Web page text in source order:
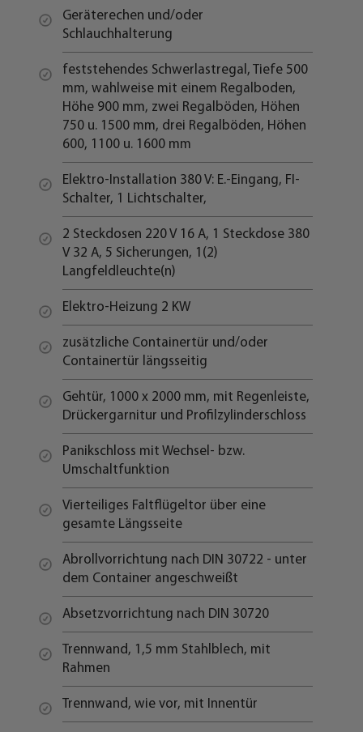
Geräterechen und/oder
Schlauchhalterung
feststehendes Schwerlastregal, Tiefe 500
mm, wahlweise mit einem Regalboden,
Höhe 900 mm, zwei Regalböden, Höhen
750 u. 1500 mm, drei Regalböden, Höhen
600, 1100 u. 1600 mm
Elektro-Installation 380 V: E.-Eingang, FI-
Schalter, 1 Lichtschalter,
2 Steckdosen 220 V 16 A, 1 Steckdose 380
V 32 A, 5 Sicherungen, 1(2)
Langfeldleuchte(n)
Elektro-Heizung 2 KW
zusätzliche Containertür und/oder
Containertür längsseitig
Gehtür, 1000 x 2000 mm, mit Regenleiste,
Drückergarnitur und Profilzylinderschloss
Panikschloss mit Wechsel- bzw.
Umschaltfunktion
Vierteiliges Faltflügeltor über eine
gesamte Längsseite
Abrollvorrichtung nach DIN 30722 - unter
dem Container angeschweißt
Absetzvorrichtung nach DIN 30720
Trennwand, 1,5 mm Stahlblech, mit
Rahmen
Trennwand, wie vor, mit Innentür